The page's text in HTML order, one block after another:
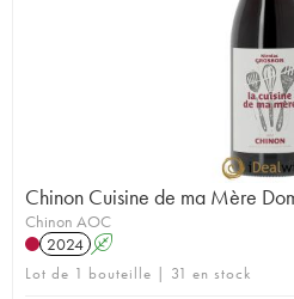
Chinon Cuisine de ma Mère
Chinon AOC
2024 A
Lot de 1 bouteille | 31 en stock